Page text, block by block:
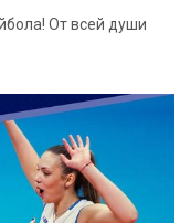
От всей души